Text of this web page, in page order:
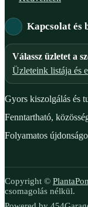
Kapcsolat és
Válassz üzletet a
Üzleteink listája és
Gyors kiszolgálás és
Fenntartható,
Folyamatos
Copyright ©
csomagolás nélkül.